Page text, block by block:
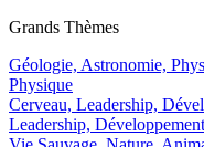
Grands Thèmes
Géologie, Astronomie,
Physique
Cerveau, Leadership,
Leadership,